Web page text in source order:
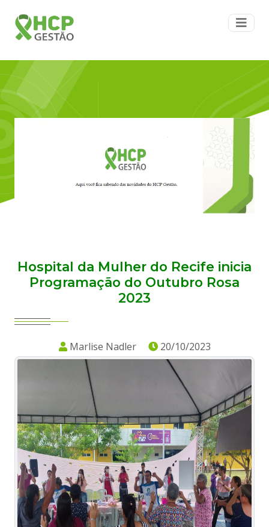
Hospital da Mulher do Recife inicia
Programação do Outubro Rosa
2023
Marlise Nadler 20/10/2023